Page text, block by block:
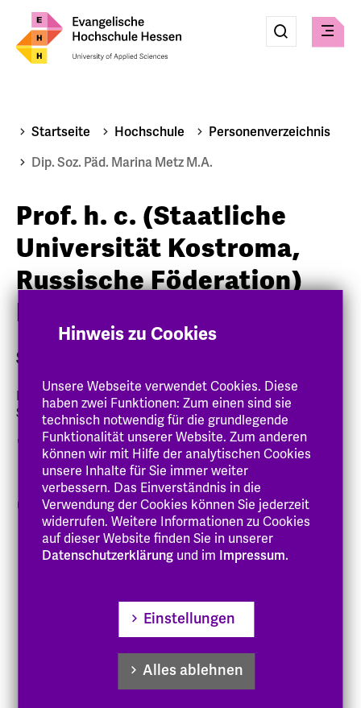
Suche
absenden
Menü
Startseite Hochschule
Personenverzeichnis
Dip. Soz. Päd. Marina Metz M.A.
Prof. h. c. (Staatliche
Universität Kostroma,
Russische Föderation)
Dr. phil. Marina Metz
Soziale Arbeit
Dipl.-Sozialpädagogin, Master of Arts Management in
Social Organisations
06151 8798-724
marina.metz@eh-hessen.de
RI 8 (Schwalmstadt-Treysa)
Zur Person
Veröffentlichungen
Hinweis zu Cookies
Unsere Webseite verwendet Cookies. Diese
haben zwei Funktionen: Zum einen sind sie
technisch notwendig für die grundlegende
Funktionalität unserer Website. Zum anderen
können wir mit Hilfe der analytischen Cookies
unsere Inhalte für Sie immer weiter
verbessern. Das Einverständnis in die
Verwendung der Cookies können Sie jederzeit
widerrufen. Weitere Informationen zu Cookies
auf dieser Website finden Sie in unserer
Datenschutzerklärung und im Impressum.
Einstellungen
Alles ablehnen